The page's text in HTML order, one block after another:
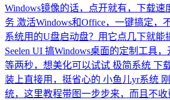
Windows镜像的话，点开就有，下载速
务 激活Windows和Office，一键搞定，
系统用的U盘启动盘？用它点几下就能
Seelen UI 搞Windows桌面的定制工具
等两秒，想美化可以试试 极简系统 下
装上直接用，挺省心的 小鱼儿yr系统
统，这里教程带图一步步来，而且不